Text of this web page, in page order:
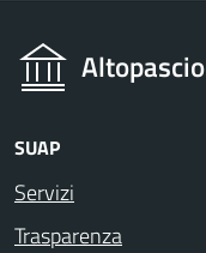
Altopascio
SUAP
Servizi
Trasparenza